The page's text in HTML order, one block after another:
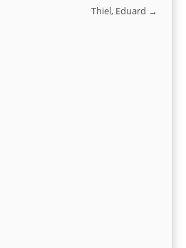
Thiel, Eduard →